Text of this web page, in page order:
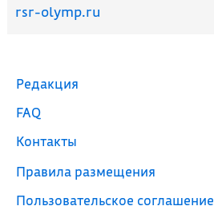
rsr-olymp.ru
Редакция
FAQ
Контакты
Правила размещения
Пользовательское соглашение